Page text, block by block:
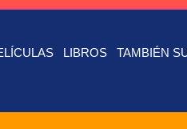
LIBROS TAMBIÉN